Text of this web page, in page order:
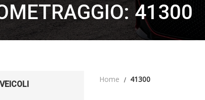
41300
Home 41300